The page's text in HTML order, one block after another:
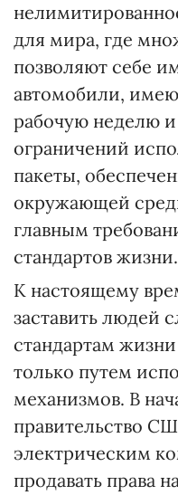
для мира, где
позволяют себе
автомобили,
рабочую неделю и
ограничений
пакеты,
окружающей
главным
стандартов жизни.
К настоящему
заставить людей
стандартам
только путем
механизмов. В
правительство
электрическим
продавать права